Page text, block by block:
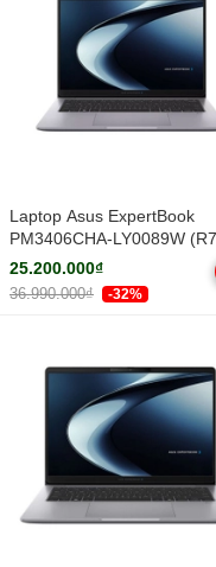
Laptop Asus ExpertBook
PM3406CHA-LY0089W (R7
8840HS/ 16GB/ 512GB
inch WUXGA/ Win11/
nhôm)
25.200.000₫
36.990.000₫ -32%